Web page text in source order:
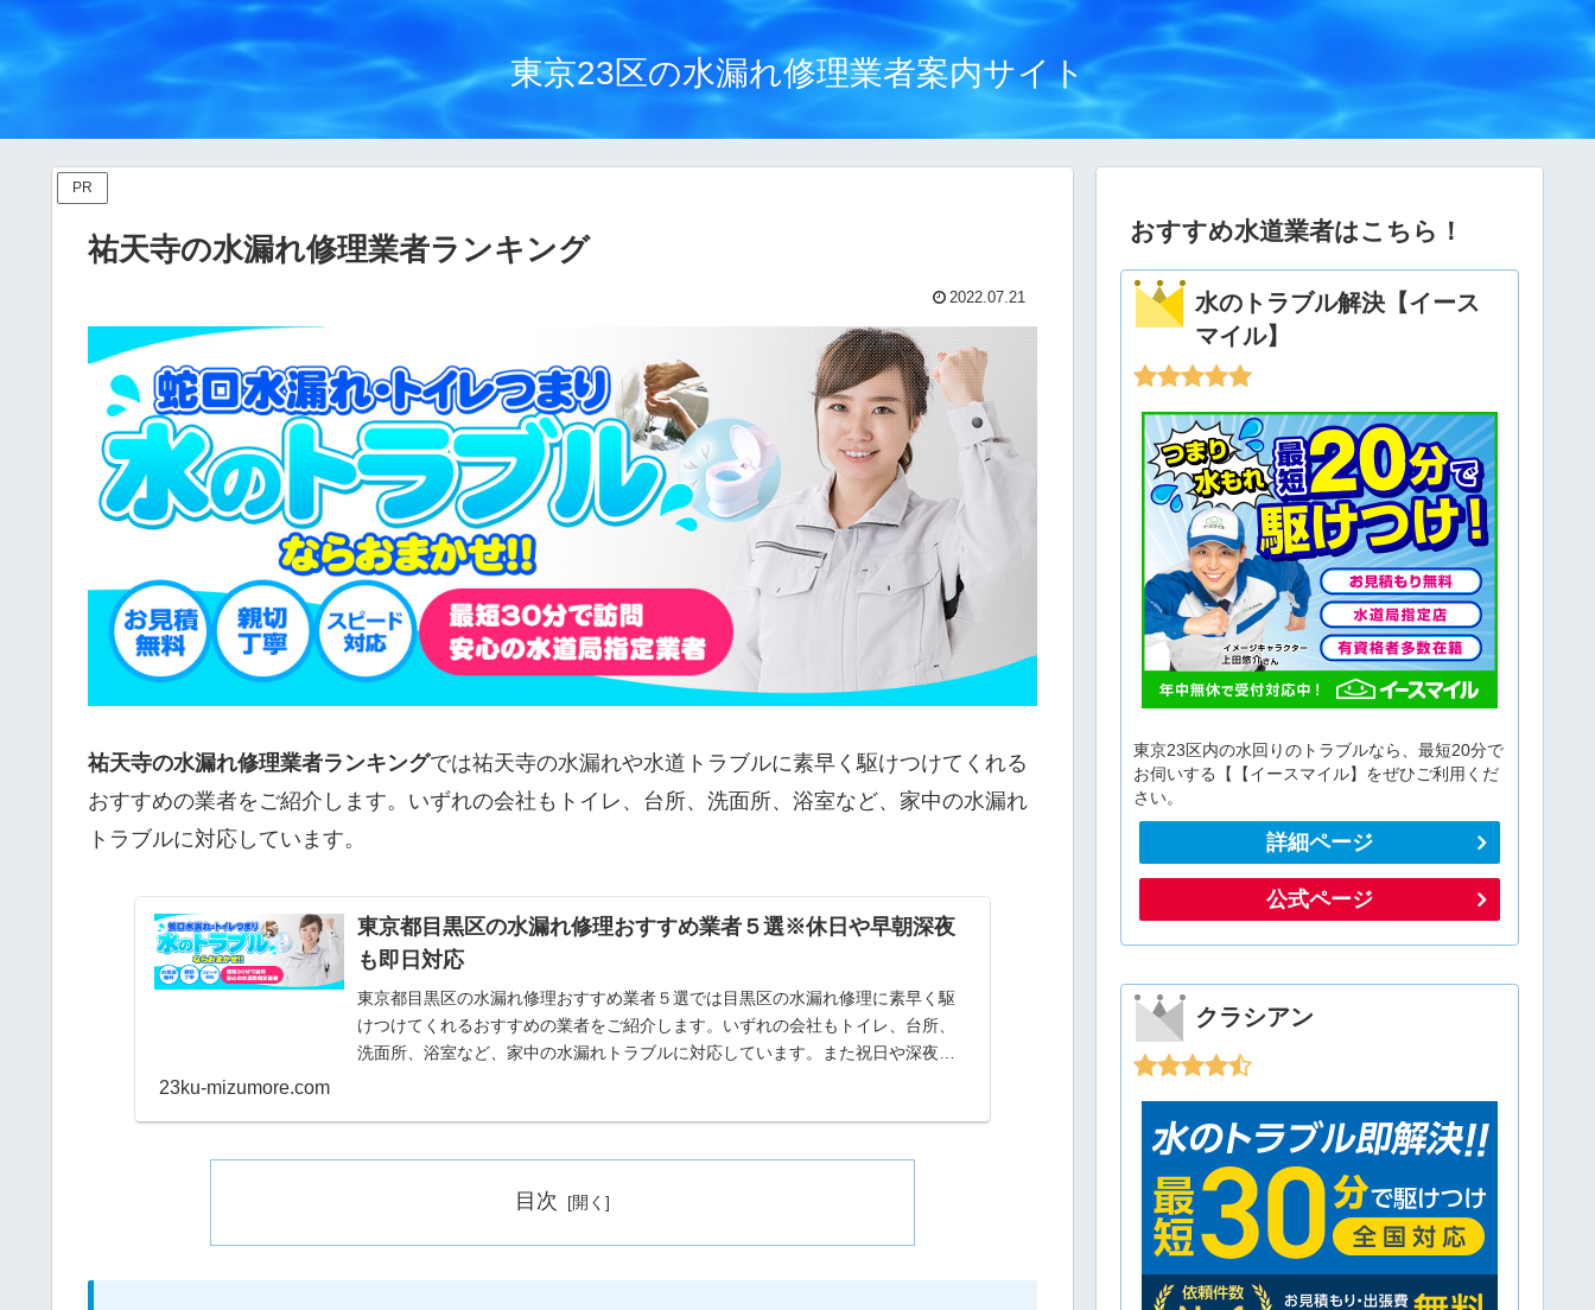
東京23区の水漏れ修理業者案内サイト
PR
祐天寺の水漏れ修理業者ランキング
2022.07.21
祐天寺の水漏れ修理業者ランキングでは祐天寺の水漏れや水道トラブルに素早く駆けつけてくれる
おすすめの業者をご紹介します。いずれの会社もトイレ、台所、洗面所、浴室など、家中の水漏れ
トラブルに対応しています。
東京都目黒区の水漏れ修理おすすめ業者５選※休日や早朝深夜
も即日対応
東京都目黒区の水漏れ修理おすすめ業者５選では目黒区の水漏れ修理に素早く駆
けつけてくれるおすすめの業者をご紹介します。いずれの会社もトイレ、台所、
洗面所、浴室など、家中の水漏れトラブルに対応しています。また祝日や深夜、
23ku-mizumore.com
目次
おすすめ水道業者はこちら！
水のトラブル解決【イース
マイル】
東京23区内の水回りのトラブルなら、最短20分で
お伺いする【【イースマイル】をぜひご利用くだ
さい。
詳細ページ
公式ページ
クラシアン